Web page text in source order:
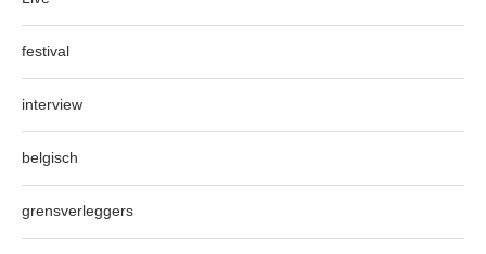
festival
interview
belgisch
grensverleggers